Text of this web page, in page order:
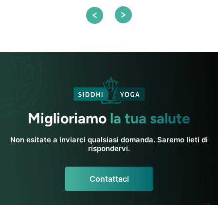
Miglioriamo la tua salute
Non esitate a inviarci qualsiasi domanda. Saremo lieti di
rispondervi.
Contattaci